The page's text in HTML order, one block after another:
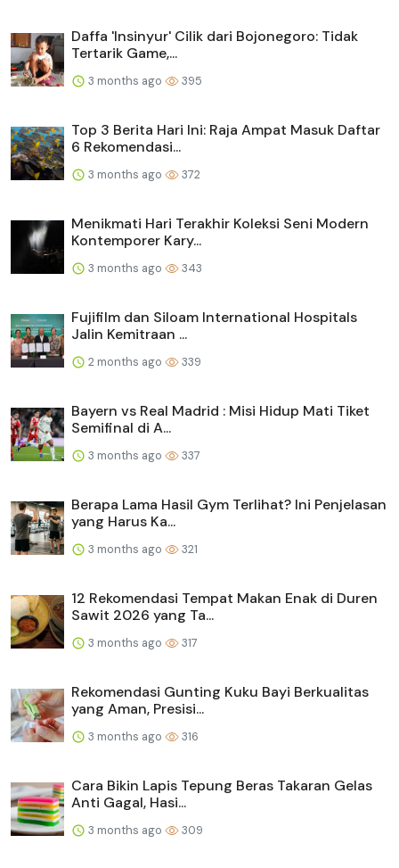
Daffa 'Insinyur' Cilik dari Bojonegoro: Tidak
Tertarik Game,...
3 months ago 395
Top 3 Berita Hari Ini: Raja Ampat Masuk Daftar
6 Rekomendasi...
3 months ago 372
Menikmati Hari Terakhir Koleksi Seni Modern
Kontemporer Kary...
3 months ago 343
Fujifilm dan Siloam International Hospitals
Jalin Kemitraan ...
2 months ago 339
Bayern vs Real Madrid : Misi Hidup Mati Tiket
Semifinal di A...
3 months ago 337
Berapa Lama Hasil Gym Terlihat? Ini Penjelasan
yang Harus Ka...
3 months ago 321
12 Rekomendasi Tempat Makan Enak di Duren
Sawit 2026 yang Ta...
3 months ago 317
Rekomendasi Gunting Kuku Bayi Berkualitas
yang Aman, Presisi...
3 months ago 316
Cara Bikin Lapis Tepung Beras Takaran Gelas
Anti Gagal, Hasi...
3 months ago 309